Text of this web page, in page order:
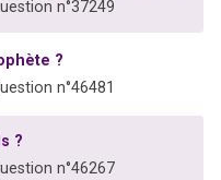
n°37249
?
n°46481
?
n°46267